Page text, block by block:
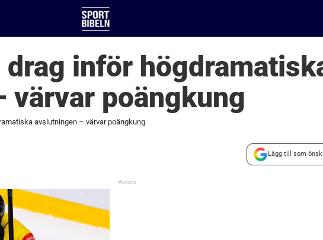
inför
värvar poängkung
avslutningen – värvar poängkung
Lägg till som